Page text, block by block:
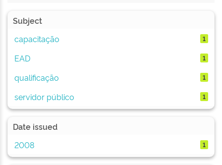
Subject
capacitação
1
EAD 1
qualificação 1
servidor público 1
Date issued
2008
1